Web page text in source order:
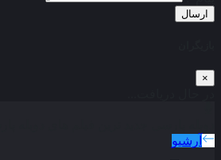
ارسال
×
آرشیو